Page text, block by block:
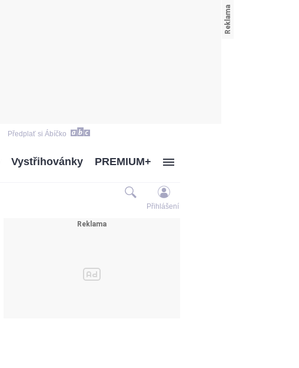
Předplať si Ábíčko
Vystřihovánky PREMIUM+
Přihlášení